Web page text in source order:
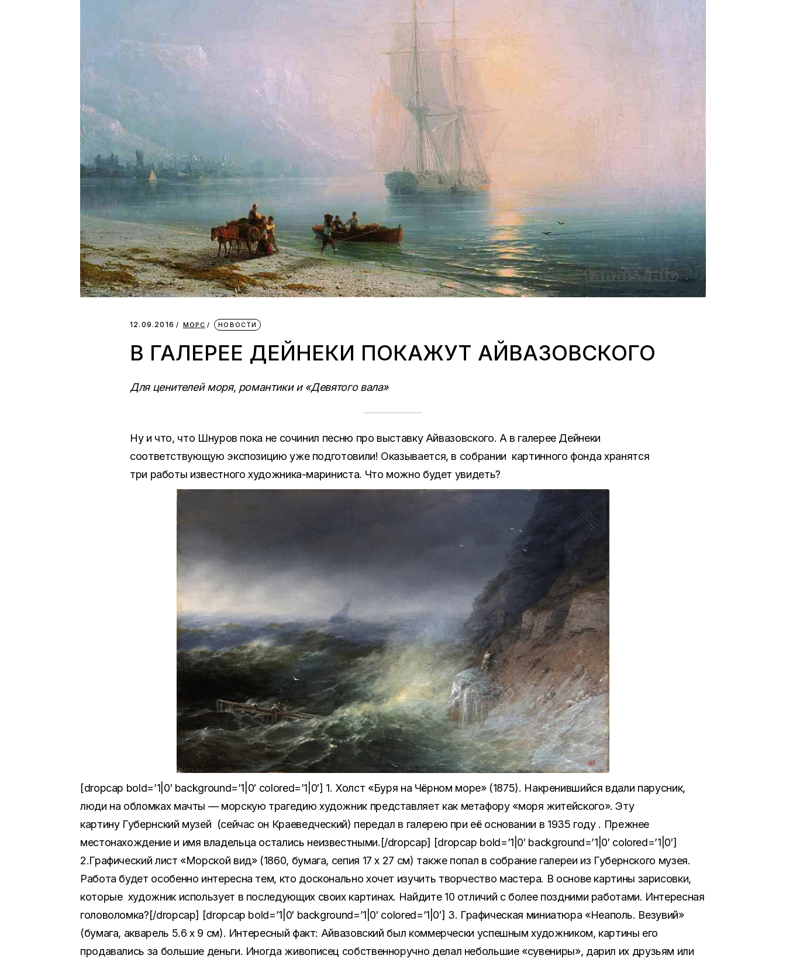
12.09.2016 МОРС НОВОСТИ
В ГАЛЕРЕЕ ДЕЙНЕКИ ПОКАЖУТ АЙВАЗОВСКОГО
Для ценителей моря, романтики и «Девятого вала»
Ну и что, что Шнуров пока не сочинил песню про выставку Айвазовского. А в галерее Дейнеки
соответствующую экспозицию уже подготовили! Оказывается, в собрании картинного фонда хранятся
три работы известного художника-мариниста. Что можно будет увидеть?
[dropcap bold=’1|0′ background=’1|0′ colored=’1|0′] 1. Холст «Буря на Чёрном море» (1875). Накренившийся вдали парусник,
люди на обломках мачты — морскую трагедию художник представляет как метафору «моря житейского». Эту
картину Губернский музей (сейчас он Краеведческий) передал в галерею при её основании в 1935 году . Прежнее
местонахождение и имя владельца остались неизвестными.[/dropcap] [dropcap bold=’1|0′ background=’1|0′ colored=’1|0′]
2.Графический лист «Морской вид» (1860, бумага, сепия 17 х 27 см) также попал в собрание галереи из Губернского музея.
Работа будет особенно интересна тем, кто досконально хочет изучить творчество мастера. В основе картины зарисовки,
которые художник использует в последующих своих картинах. Найдите 10 отличий с более поздними работами. Интересная
головоломка?[/dropcap] [dropcap bold=’1|0′ background=’1|0′ colored=’1|0′] 3. Графическая миниатюра «Неаполь. Везувий»
(бумага, акварель 5.6 х 9 см). Интересный факт: Айвазовский был коммерчески успешным художником, картины его
продавались за большие деньги. Иногда живописец собственноручно делал небольшие «сувениры», дарил их друзьям или